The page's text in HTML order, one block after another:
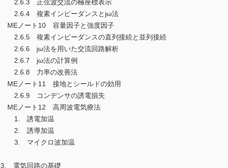
2.6.3 正弦波交流の極座標表示
2.6.4 複素インピーダンスとjω法
MEノート10 容量因子と強度因子
2.6.5 複素インピーダンスの直列接続と並列接続
2.6.6 jω法を用いた交流回路解析
2.6.7 jω法の計算例
2.6.8 力率の改善法
MEノート11 接地とシールドの効用
2.6.9 コンデンサの誘電損失
MEノート12 高周波電気療法
1. 誘電加温
2. 誘導加温
3. マイクロ波加温
3. 電気回路の基礎